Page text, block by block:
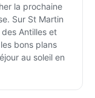
la prochaine
Sur St Martin
Antilles et
bons plans
au soleil en